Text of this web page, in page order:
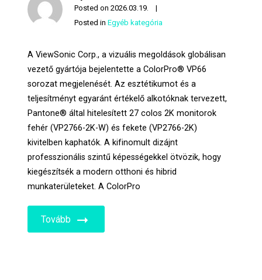
Posted on2026.03.19.
Posted inEgyéb kategória
A ViewSonic Corp., a vizuális megoldások globálisan
vezető gyártója bejelentette a ColorPro® VP66
sorozat megjelenését. Az esztétikumot és a
teljesítményt egyaránt értékelő alkotóknak tervezett,
Pantone® által hitelesített 27 colos 2K monitorok
fehér (VP2766-2K-W) és fekete (VP2766-2K)
kivitelben kaphatók. A kifinomult dizájnt
professzionális szintű képességekkel ötvözik, hogy
kiegészítsék a modern otthoni és hibrid
munkaterületeket. A ColorPro
Tovább